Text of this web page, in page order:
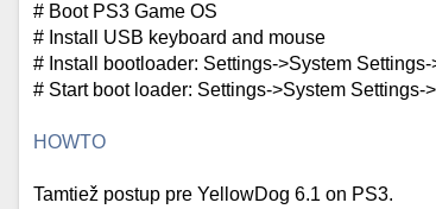
# Boot PS3 Game OS
# Install USB keyboard and mouse
# Install bootloader: Settings->System
# Start boot loader: Settings->System
HOWTO
Tamtiež postup pre YellowDog 6.1 on PS3.